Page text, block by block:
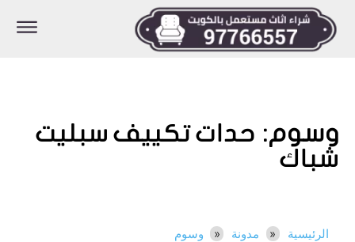
وسوم: حدات تكييف سبليت
شباك
الرئيسية مدونة
وسوم